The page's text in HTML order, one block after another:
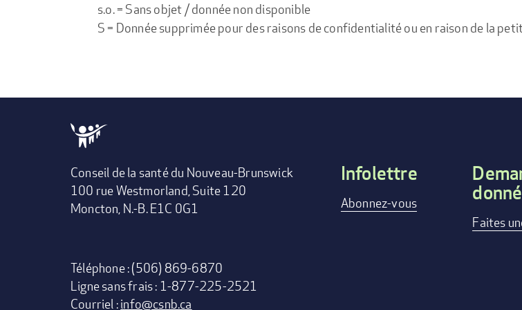
s.o. = Sans objet / donnée non disponible
S = Donnée supprimée pour des raisons de confidentialité ou en raison de la
Conseil de la santé du Nouveau-Brunswick
100 rue Westmorland, Suite 120
Moncton, N.-B. E1C 0G1
Téléphone : (506) 869-6870
Ligne sans frais : 1-877-225-2521
Courriel :info@csnb.ca
Footer
Infolettre
Abonnez-vous
Faites